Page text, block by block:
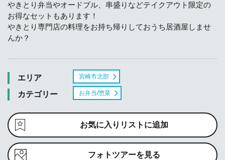
やきとり弁当やオードブル、串盛りなどテイクアウト限定の
お得なセットもあります！
やきとり専門店の料理をお持ち帰りしておうち居酒屋しませ
んか？
エリア 宮崎市北部
カテゴリー お弁当/惣菜
お気に入りリストに追加
フォトツアーを見る